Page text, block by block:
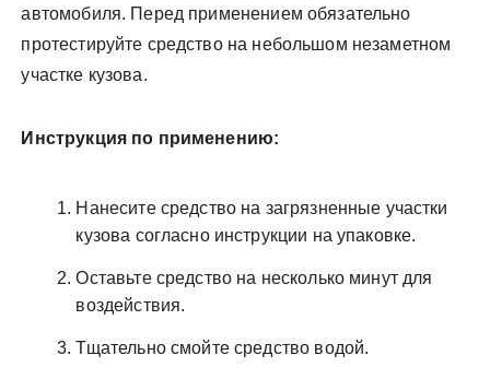
автомобиля. Перед применением обязательно
протестируйте средство на небольшом незаметном
участке кузова.
Инструкция по применению:
Нанесите средство на загрязненные участки
кузова согласно инструкции на упаковке.
Оставьте средство на несколько минут для
воздействия.
Тщательно смойте средство водой.